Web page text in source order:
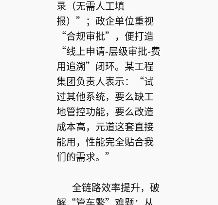
录（无需人工填
报）”；政企单位重视
“合规审批”，便打造
“线上申请-层级审批-费
用追溯”闭环。某工程
集团负责人表示：“试
过其他系统，要么缺工
地管控功能，要么改造
成本高，元道这套直接
能用，性能完全贴合我
们的需求。”
全链路效率提升，破
解“管车繁”难题：从